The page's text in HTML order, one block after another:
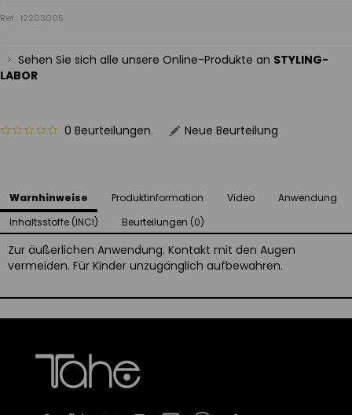
Ref.: 12203005
Sehen Sie sich alle unsere Online-Produkte an STYLING-
LABOR
0 Beurteilungen. Neue Beurteilung
Warnhinweise Produktinformation Video
Anwendung
Inhaltsstoffe (INCI)
Beurteilungen (0)
Zur äußerlichen Anwendung. Kontakt mit den Augen
vermeiden. Für Kinder unzugänglich aufbewahren.